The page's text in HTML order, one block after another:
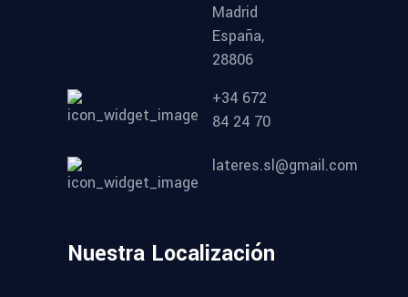
Madrid
España,
28806
+34 672
84 24 70
lateres.sl@gmail.com
Nuestra Localización